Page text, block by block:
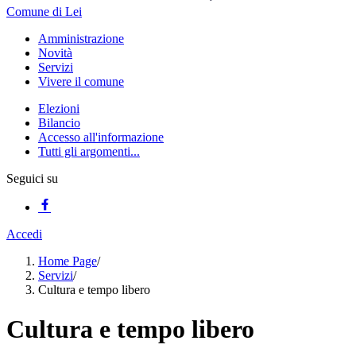
Comune di Lei
Amministrazione
Novità
Servizi
Vivere il comune
Elezioni
Bilancio
Accesso all'informazione
Tutti gli argomenti...
Seguici su
Accedi
Home Page/
Servizi/
Cultura e tempo libero
Cultura e tempo libero